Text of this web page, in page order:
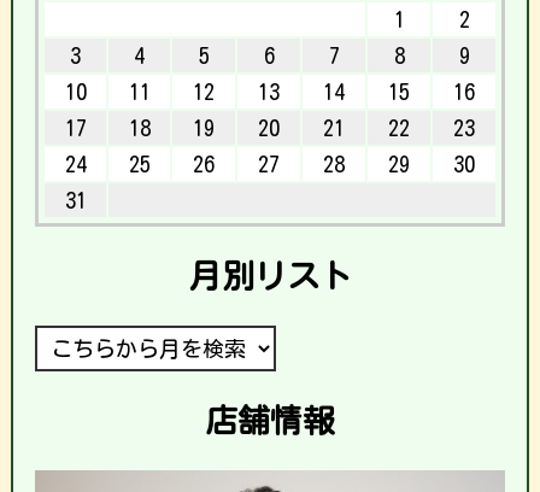
1
2
3
4 5 6 7 8
9
10
11 12 13 14 15
16
17
18 19 20 21 22
23
24
25 26 27 28 29
30
31
月別リスト
店舗情報